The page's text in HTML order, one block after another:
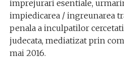
imprejurari esentiale,
impiedicarea / ingreunarea
penala a inculpatilor
judecata, mediatizat prin
mai 2016.